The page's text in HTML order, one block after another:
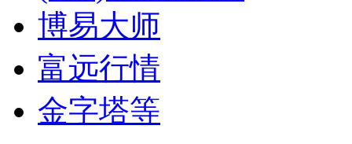
博易大师
富远行情
金字塔等